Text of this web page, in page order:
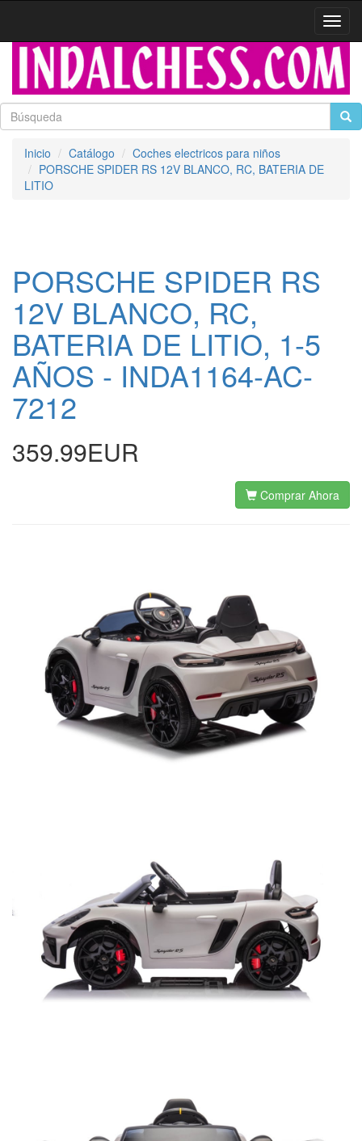
Inicio Catálogo
Coches electricos para niños
PORSCHE SPIDER RS 12V BLANCO, RC, BATERIA DE
LITIO
PORSCHE SPIDER RS
12V BLANCO, RC,
BATERIA DE LITIO, 1-5
AÑOS - INDA1164-AC-
7212
359.99EUR
Comprar Ahora